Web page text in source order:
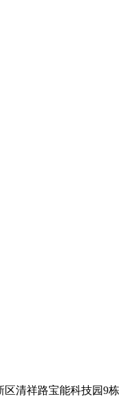
清祥路宝能科技园9栋